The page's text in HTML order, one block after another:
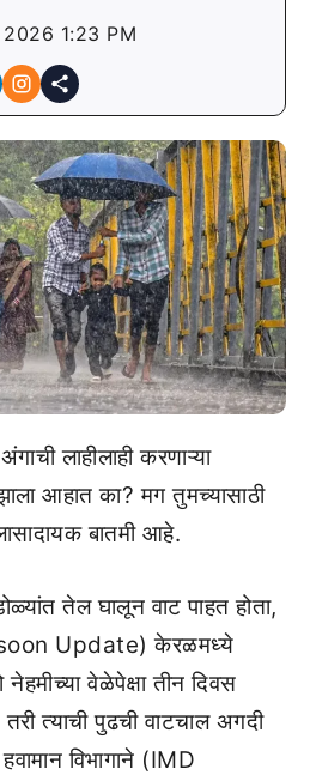
1:23 PM
लाहीलाही करणाऱ्या
आहात का? मग तुमच्यासाठी
बातमी आहे.
तेल घालून वाट पाहत होता,
Update) केरळमध्ये
वेळेपेक्षा तीन दिवस
त्याची पुढची वाटचाल अगदी
विभागाने (IMD